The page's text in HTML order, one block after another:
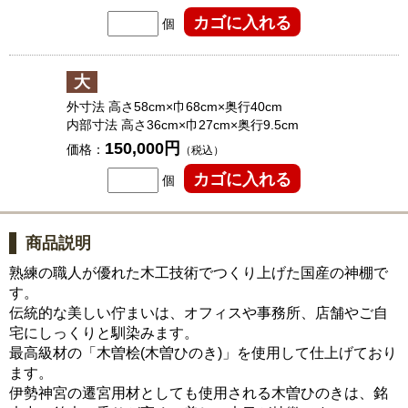
個
大
外寸法 高さ58cm×巾68cm×奥行40cm
内部寸法 高さ36cm×巾27cm×奥行9.5cm
価格： 150,000円 （税込）
個
商品説明
熟練の職人が優れた木工技術でつくり上げた国産の神棚で
す。
伝統的な美しい佇まいは、オフィスや事務所、店舗やご自
宅にしっくりと馴染みます。
最高級材の「木曽桧(木曽ひのき)」を使用して仕上げており
ます。
伊勢神宮の遷宮用材としても使用される木曽ひのきは、銘